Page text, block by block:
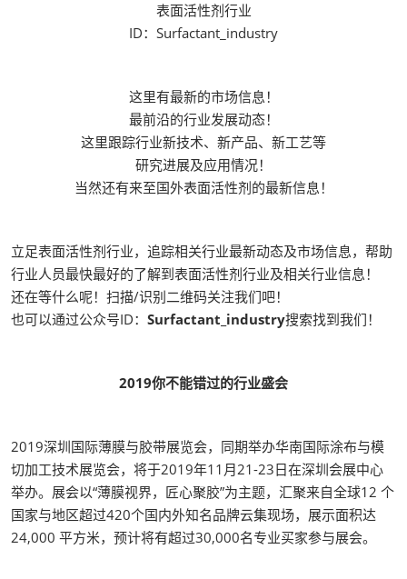
表面活性剂行业
ID：Surfactant_industry
这里有最新的市场信息！
最前沿的行业发展动态！
这里跟踪行业新技术、新产品、新工艺等
研究进展及应用情况！
当然还有来至国外表面活性剂的最新信息！
立足表面活性剂行业，追踪相关行业最新动态及市场信息，帮助
行业人员最快最好的了解到表面活性剂行业及相关行业信息！
还在等什么呢！扫描/识别二维码关注我们吧！
也可以通过公众号ID： Surfactant_industry搜索找到我们！
2019你不能错过的行业盛会
2019深圳国际薄膜与胶带展览会，同期举办华南国际涂布与模
切加工技术展览会，将于2019年11月21-23日在深圳会展中心
举办。展会以“薄膜视界，匠心聚胶”为主题，汇聚来自全球12 个
国家与地区超过420个国内外知名品牌云集现场，展示面积达
24,000 平方米，预计将有超过30,000名专业买家参与展会。